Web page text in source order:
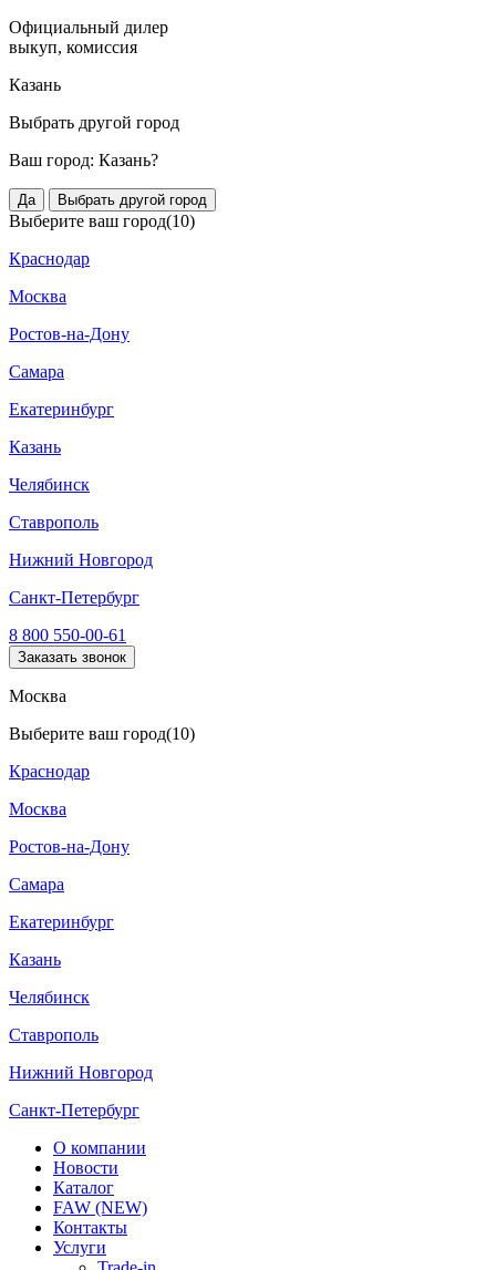
Официальный дилер
выкуп, комиссия
Казань
Выбрать другой город
Ваш город: Казань?
Да Выбрать другой город
Выберите ваш город(10)
Краснодар
Москва
Ростов-на-Дону
Самара
Екатеринбург
Казань
Челябинск
Ставрополь
Нижний Новгород
Санкт-Петербург
8 800 550-00-61
Заказать звонок
Москва
Выберите ваш город(10)
Краснодар
Москва
Ростов-на-Дону
Самара
Екатеринбург
Казань
Челябинск
Ставрополь
Нижний Новгород
Санкт-Петербург
О компании
Новости
Каталог
FAW (NEW)
Контакты
Услуги